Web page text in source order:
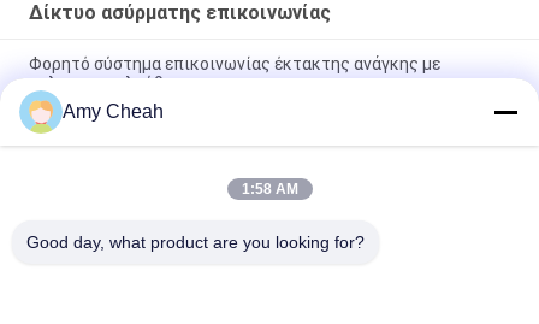
Δίκτυο ασύρματης επικοινωνίας
Φορητό σύστημα επικοινωνίας έκτακτης ανάγκης με
τηλεπαρακολούθηση
Ανιχνευτής σήματος εναέριας διεπαφής ευρείας συχνότητας
με υψηλό ρυθμό μεταφοράς δεδομένων
Εσωτερικό Desktop Smart WIFI 6 Router με υψηλή ασφάλεια
Amy Cheah
1:58 AM
Good day, what product are you looking for?